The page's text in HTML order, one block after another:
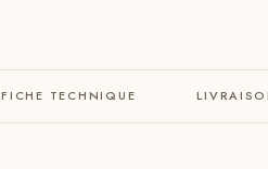
FICHE TECHNIQUE